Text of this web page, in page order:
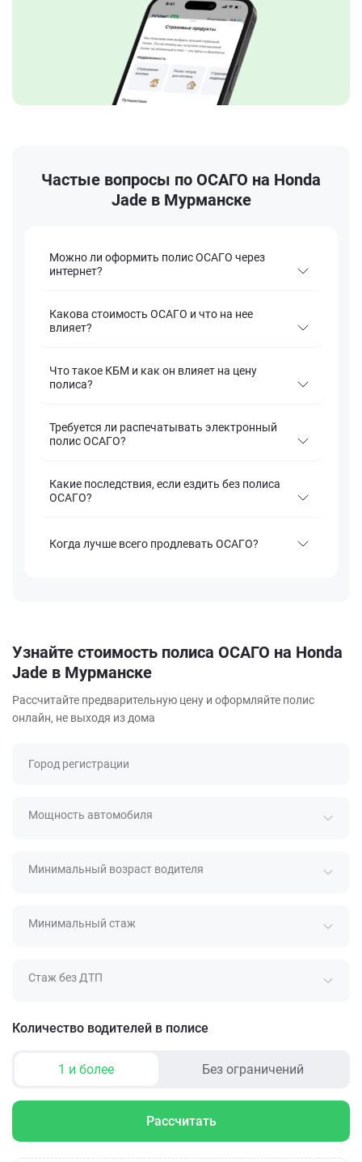
Частые вопросы по ОСАГО на Honda
Jade в Мурманске
Можно ли оформить полис ОСАГО через
интернет?
Какова стоимость ОСАГО и что на нее
влияет?
Что такое КБМ и как он влияет на цену
полиса?
Требуется ли распечатывать электронный
полис ОСАГО?
Какие последствия, если ездить без полиса
ОСАГО?
Когда лучше всего продлевать ОСАГО?
Узнайте стоимость полиса ОСАГО на Honda
Jade в Мурманске
Рассчитайте предварительную цену и оформляйте полис
онлайн, не выходя из дома
Город регистрации
Мощность автомобиля
Минимальный возраст водителя
Минимальный стаж
Стаж без ДТП
Количество водителей в полисе
1 и более Без ограничений
Рассчитать